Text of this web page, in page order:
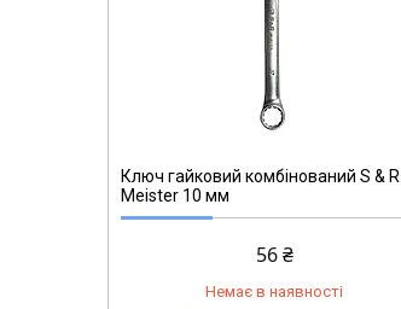
Ключ гайковий комбінований S & R
Meister 10 мм
56 ₴
Немає в наявності
271002711